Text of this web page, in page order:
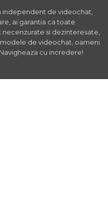
de videochat,
ai garantia ca toate
si dezinteresate,
de videochat, oameni
cu incredere!